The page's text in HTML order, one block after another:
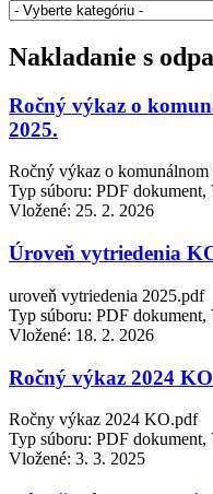
Nakladanie s
Ročný výkaz o
2025.
Ročný výkaz o
Typ súboru: PDF
Vložené: 25. 2. 2026
Úroveň vytriedenia
uroveň vytriedenia 2025.pdf
Typ súboru: PDF
Vložené: 18. 2. 2026
Ročný výkaz 2024 KO
Ročny výkaz 2024 KO.pdf
Typ súboru: PDF
Vložené: 3. 3. 2025